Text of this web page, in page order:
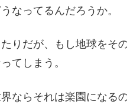
なってるんだろうか。
りだが、もし地球をそ
てしまう。
ならそれは楽園になるの